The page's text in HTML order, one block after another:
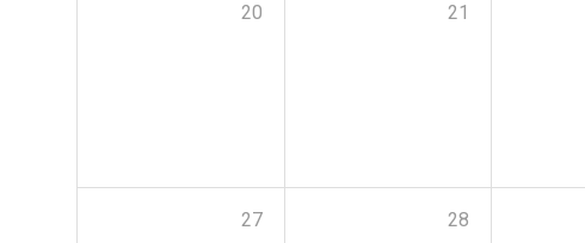
20 21
27 28